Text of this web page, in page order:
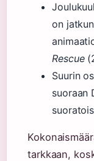
on
Rescue
Suurin
suoraan
tarkkaan,